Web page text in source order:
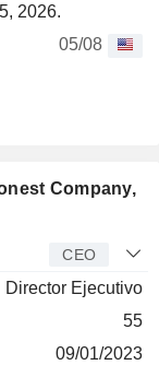
2026.
05/08
Company,
CEO
Director Ejecutivo
55
09/01/2023